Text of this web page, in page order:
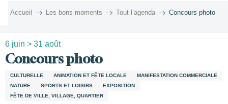
principal
Accueil Les bons moments Tout l’agenda Concours photo
6 juin > 31 août
Concours photo
CULTURELLE ANIMATION ET FÊTE LOCALE
MANIFESTATION COMMERCIALE
NATURE
SPORTS ET LOISIRS
EXPOSITION
FÊTE DE VILLE, VILLAGE, QUARTIER